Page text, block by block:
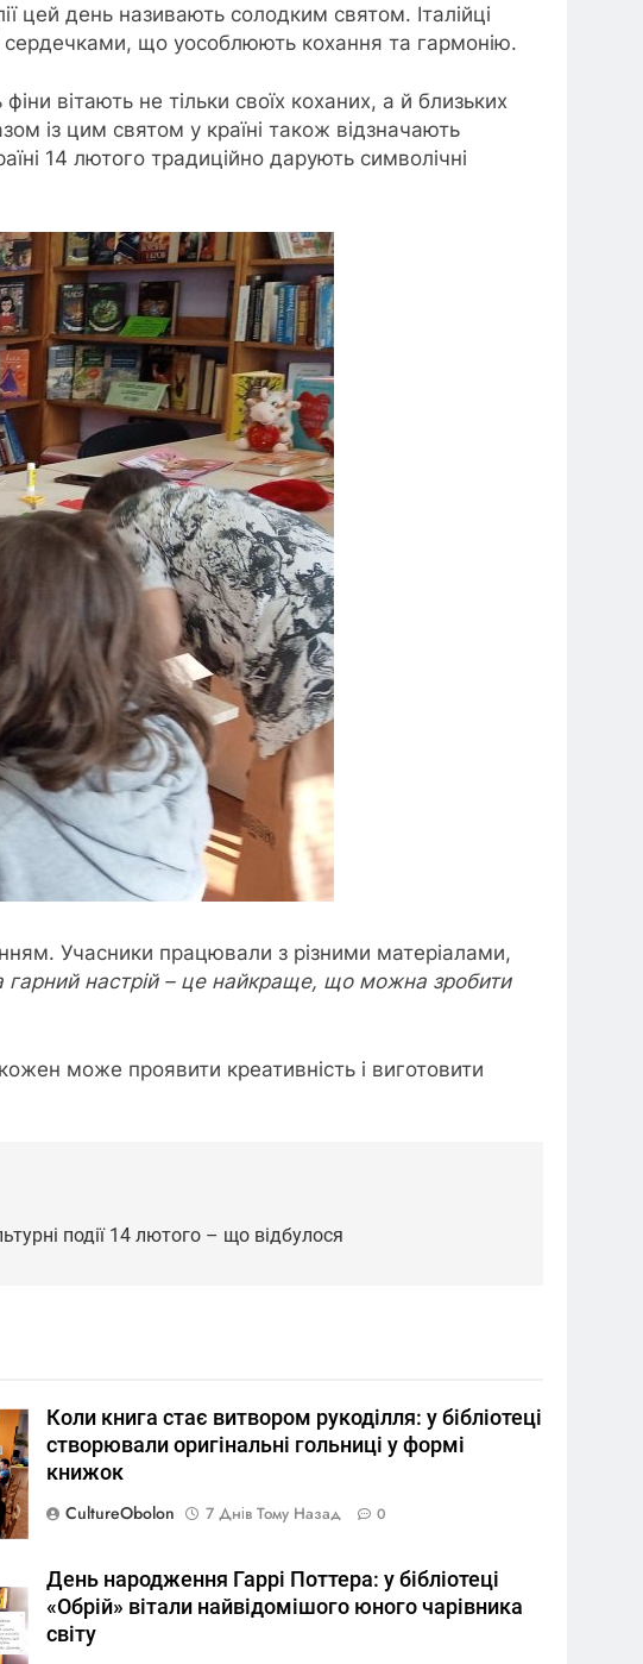
цей день називають солодким святом. Італійці
що уособлюють кохання та гармонію.
вітають не тільки своїх коханих, а й близьких
із цим святом у країні також відзначають
14 лютого традиційно дарують символічні
Учасники працювали з різними матеріалами,
гарний настрій – це найкраще, що можна зробити
може проявити креативність і виготовити
події 14 лютого – що відбулося
Коли книга стає витвором рукоділля: у бібліотеці
створювали оригінальні гольниці у формі
книжок
CultureObolon
7 Днів Тому Назад 0
День народження Гаррі Поттера: у бібліотеці
«Обрій» вітали найвідомішого юного чарівника
світу